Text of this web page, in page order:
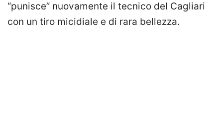
“punisce” nuovamente il tecnico del Cagliari
con un tiro micidiale e di rara bellezza.